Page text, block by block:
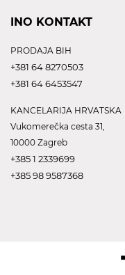
INO KONTAKT
PRODAJA BIH
+381 64 8270503
+381 64 6453547
KANCELARIJA HRVATSKA
Vukomerečka cesta 31,
10000 Zagreb
+385 1 2339699
+385 98 9587368